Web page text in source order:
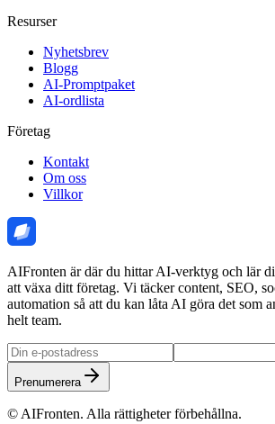
Resurser
Nyhetsbrev
Blogg
AI-Promptpaket
AI-ordlista
Företag
Kontakt
Om oss
Villkor
AIFronten är där du hittar AI-verktyg och lär
att växa ditt företag. Vi täcker content, SEO,
automation så att du kan låta AI göra det som
helt team.
Prenumerera
©AIFronten. Alla rättigheter förbehållna.